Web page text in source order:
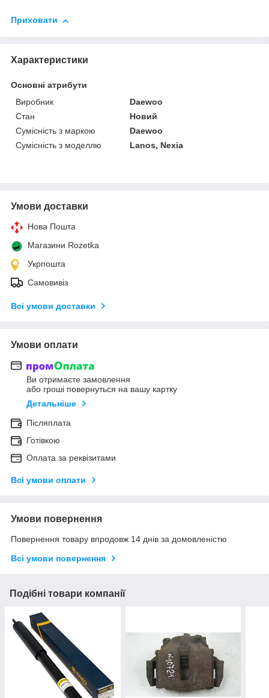
Приховати
Характеристики
Основні атрибути
Виробник
Daewoo
Стан
Новий
Сумісність з маркою
Daewoo
Сумісність з моделлю
Lanos, Nexia
Умови доставки
Нова Пошта
Магазини Rozetka
Укрпошта
Самовивіз
Всі умови доставки
Умови оплати
Ви отримаєте замовлення
або гроші повернуться на вашу картку
Детальніше
Післяплата
Готівкою
Оплата за реквізитами
Всі умови оплати
Умови повернення
Повернення товару впродовж 14 днів за домовленістю
Всі умови повернення
Подібні товари компанії